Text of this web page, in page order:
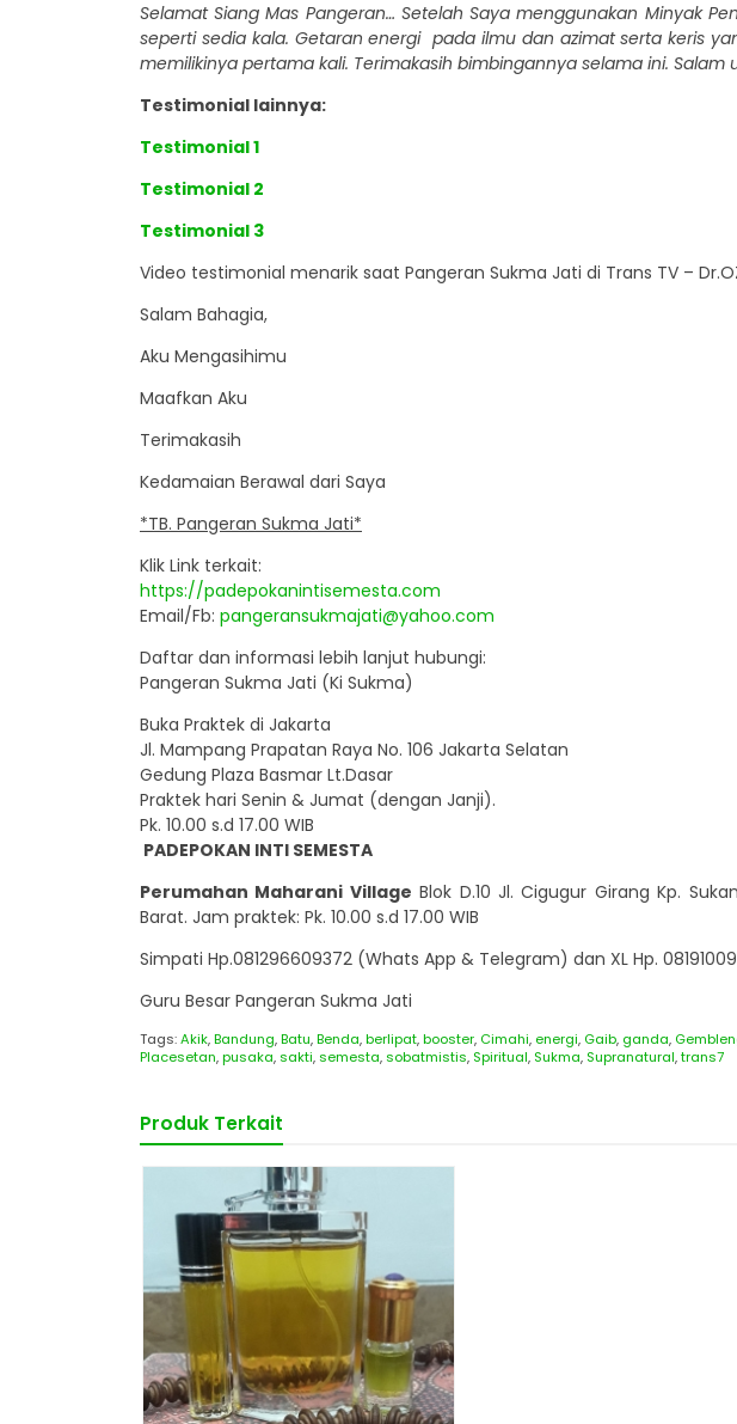
Selamat Siang Mas Pangeran… Setelah Saya menggunakan Minyak
seperti sedia kala. Getaran energi pada ilmu dan azimat serta keris
memilikinya pertama kali. Terimakasih bimbingannya selama ini. Salam
Testimonial lainnya:
Testimonial 1
Testimonial 2
Testimonial 3
Video testimonial menarik saat Pangeran Sukma Jati di Trans TV –
Salam Bahagia,
Aku Mengasihimu
Maafkan Aku
Terimakasih
Kedamaian Berawal dari Saya
*TB. Pangeran Sukma Jati*
Klik Link terkait:
https://padepokanintisemesta.com
Email/Fb: pangeransukmajati@yahoo.com
Daftar dan informasi lebih lanjut hubungi:
Pangeran Sukma Jati (Ki Sukma)
Buka Praktek di Jakarta
Jl. Mampang Prapatan Raya No. 106 Jakarta Selatan
Gedung Plaza Basmar Lt.Dasar
Praktek hari Senin & Jumat (dengan Janji).
Pk. 10.00 s.d 17.00 WIB
PADEPOKAN INTI SEMESTA
Perumahan Maharani Village Blok D.10 Jl. Cigugur Girang Kp.
Barat. Jam praktek: Pk. 10.00 s.d 17.00 WIB
Simpati Hp.081296609372 (Whats App & Telegram) dan XL Hp.
Guru Besar Pangeran Sukma Jati
Tags:Akik,Bandung,Batu,Benda,berlipat,booster, Cimahi, energi, Gaib, ganda,
Placesetan,pusaka,sakti,semesta,sobatmistis, Spiritual, Sukma, Supranatural,trans7
Produk Terkait